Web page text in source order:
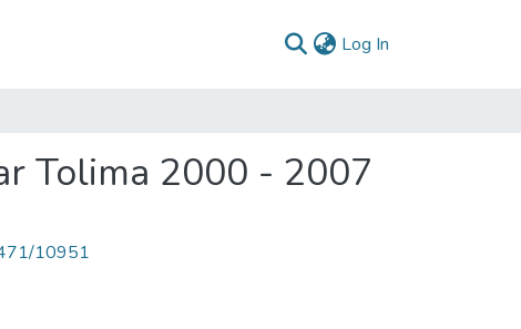
Log In
Tolima 2000 - 2007
10951